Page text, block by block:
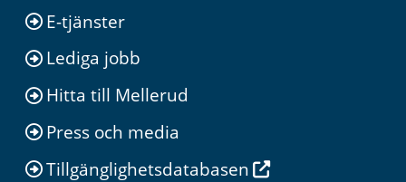
E-tjänster
Lediga jobb
Hitta till Mellerud
Press och media
Tillgänglighetsdatabasen